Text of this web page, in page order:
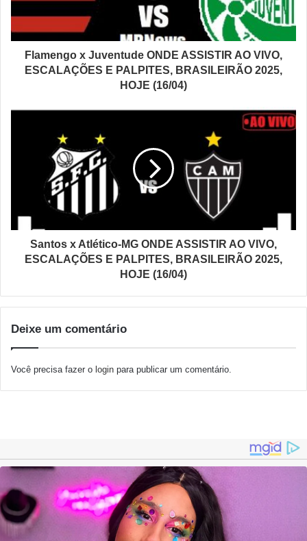
Flamengo x Juventude ONDE ASSISTIR AO VIVO,
ESCALAÇÕES E PALPITES, BRASILEIRÃO 2025,
HOJE (16/04)
Santos x Atlético-MG ONDE ASSISTIR AO VIVO,
ESCALAÇÕES E PALPITES, BRASILEIRÃO 2025,
HOJE (16/04)
Deixe um comentário
Você precisa fazer o login para publicar um comentário.